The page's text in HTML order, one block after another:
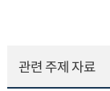
관련 주제 자료